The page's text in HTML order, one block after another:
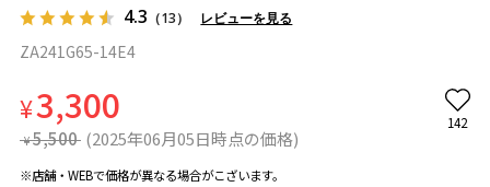
4.3 （13） レビューを見る
ZA241G65-14E4
¥3,300
¥ 5,500 (2025年06月05日時点の価格)
142
※店舗・WEBで価格が異なる場合がこざいます。